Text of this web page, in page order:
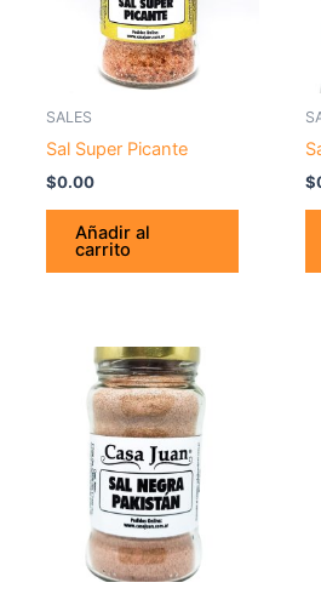
SALES
Sal Super Picante
$0.00
Añadir al
carrito
$